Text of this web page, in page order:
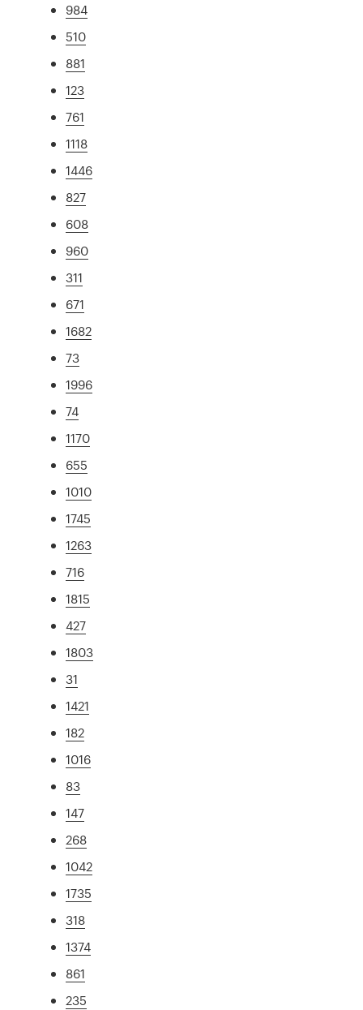
984
510
881
123
761
1118
1446
827
608
960
311
671
1682
73
1996
74
1170
655
1010
1745
1263
716
1815
427
1803
31
1421
182
1016
83
147
268
1042
1735
318
1374
861
235